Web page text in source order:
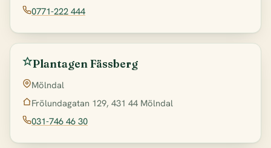
0771-222 444
Plantagen Fässberg
Mölndal
Frölundagatan 129, 431 44 Mölndal
031-746 46 30